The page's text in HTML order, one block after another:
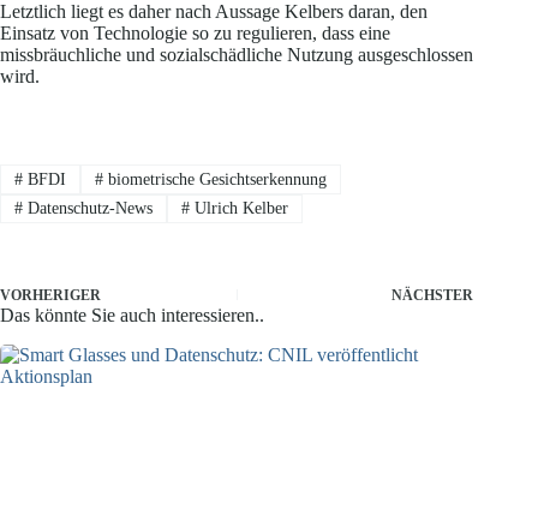
Letztlich liegt es daher nach Aussage Kelbers daran, den
Einsatz von Technologie so zu regulieren, dass eine
missbräuchliche und sozialschädliche Nutzung ausgeschlossen
wird.
#BFDI #biometrische Gesichtserkennung
#Datenschutz-News #Ulrich Kelber
VORHERIGER NÄCHSTER
Das könnte Sie auch interessieren..